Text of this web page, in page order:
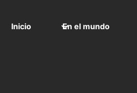
Inicio En el mundo